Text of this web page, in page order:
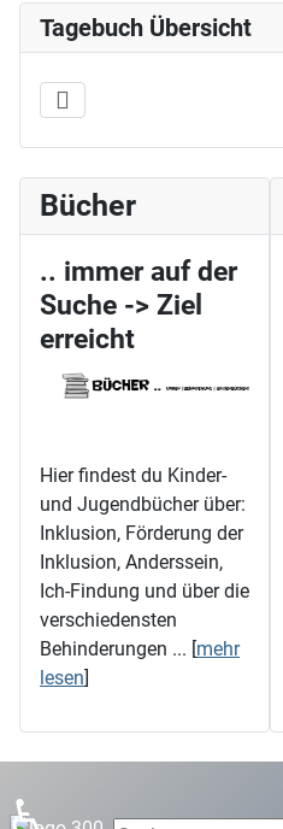
Tagebuch Übersicht
Bücher
.. immer auf der
Suche -> Ziel
erreicht
Hier findest du Kinder-
und Jugendbücher über:
Inklusion, Förderung der
Inklusion, Anderssein,
Ich-Findung und über die
verschiedensten
Behinderungen ... [mehr
lesen]
Suchen ...